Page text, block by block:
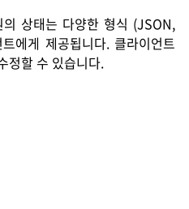
상태는 다양한 형식 (JSON,
에게 제공됩니다. 클라이언트
정할 수 있습니다.